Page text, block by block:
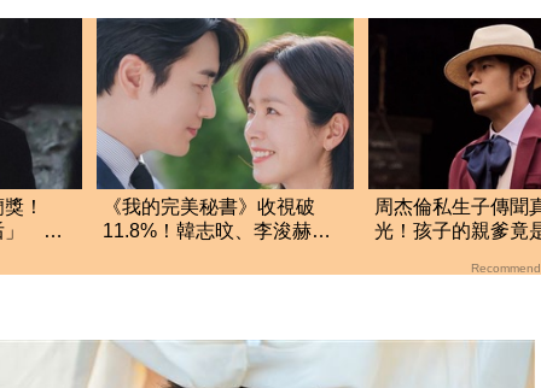
！
」 完
《我的完美秘書》收視破
11.8%！韓志旼、李浚赫
周杰倫私生子傳聞
光！孩子的親爹